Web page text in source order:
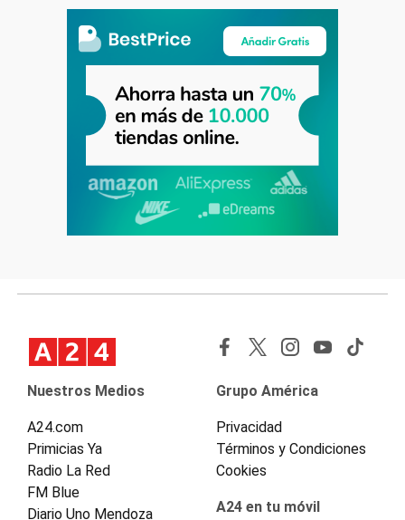
Nuestros Medios
A24.com
Primicias Ya
Radio La Red
FM Blue
Diario Uno Mendoza
Grupo América
Privacidad
Términos y Condiciones
Cookies
A24 en tu móvil